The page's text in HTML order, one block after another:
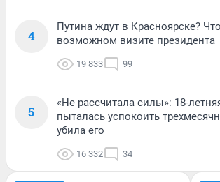
4
Путина ждут в Красноярске?
возможном визите президента
19 833 99
5
«Не рассчитала силы»: 18-
пыталась успокоить
убила его
16 332 34